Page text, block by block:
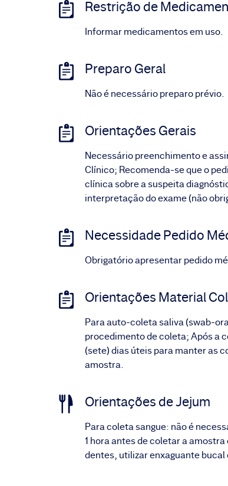
Restrição de
Informar medicamentos em uso.
Preparo Geral
Não é necessário preparo prévio.
Orientações Gerais
Necessário preenchimento e
Clínico; Recomenda-se que o
clínica sobre a suspeita
interpretação do exame (não
Necessidade Pedido
Obrigatório apresentar pedido
Orientações Material
Para auto-coleta saliva (swab-
procedimento de coleta; Após a
(sete) dias úteis para manter as
amostra.
Orientações de Jejum
Para coleta sangue: não é
1 hora antes de coletar a
dentes, utilizar enxaguante bucal